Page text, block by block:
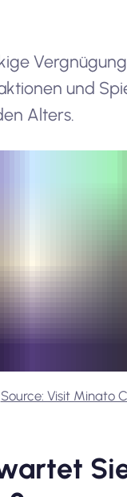
und
Alters.
Source: Visit Minato